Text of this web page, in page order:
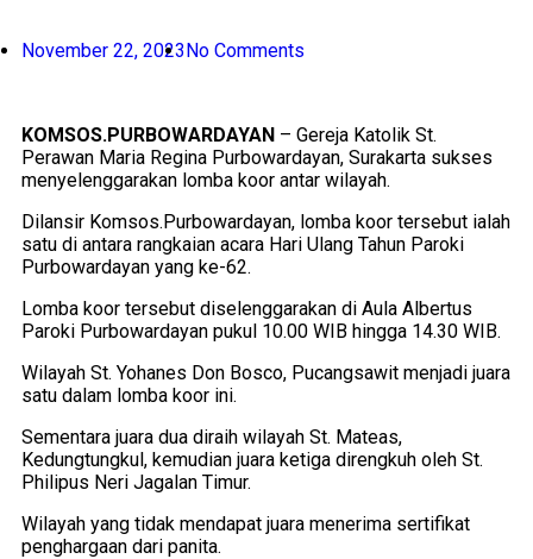
November 22, 2023No Comments
KOMSOS.PURBOWARDAYAN – Gereja Katolik St.
Perawan Maria Regina Purbowardayan, Surakarta sukses
menyelenggarakan lomba koor antar wilayah.
Dilansir Komsos.Purbowardayan, lomba koor tersebut ialah
satu di antara rangkaian acara Hari Ulang Tahun Paroki
Purbowardayan yang ke-62.
Lomba koor tersebut diselenggarakan di Aula Albertus
Paroki Purbowardayan pukul 10.00 WIB hingga 14.30 WIB.
Wilayah St. Yohanes Don Bosco, Pucangsawit menjadi juara
satu dalam lomba koor ini.
Sementara juara dua diraih wilayah St. Mateas,
Kedungtungkul, kemudian juara ketiga direngkuh oleh St.
Philipus Neri Jagalan Timur.
Wilayah yang tidak mendapat juara menerima sertifikat
penghargaan dari panita.